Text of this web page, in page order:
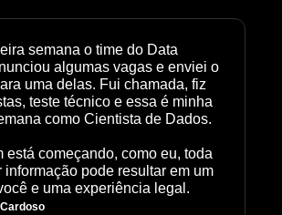
semana o time do Data
algumas vagas e enviei o
uma delas. Fui chamada, fiz
teste técnico e essa é minha
como Cientista de Dados.
está começando, como eu, toda
informação pode resultar em um
e uma experiência legal.